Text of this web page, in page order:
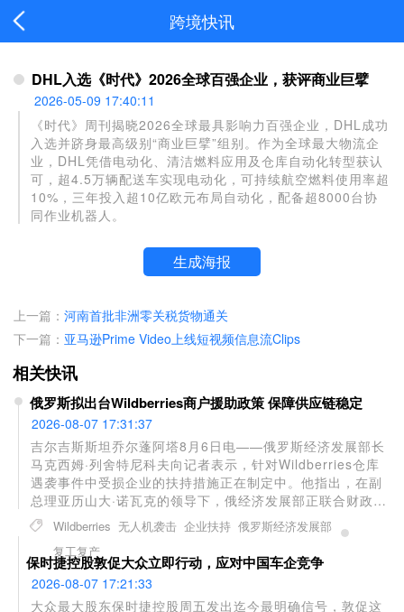
跨境快讯
DHL入选《时代》2026全球百强企业，获评商业巨擘
2026-05-09 17:40:11
《时代》周刊揭晓2026全球最具影响力百强企业，DHL成功
入选并跻身最高级别“商业巨擘”组别。作为全球最大物流企
业，DHL凭借电动化、清洁燃料应用及仓库自动化转型获认
可，超4.5万辆配送车实现电动化，可持续航空燃料使用率超
10%，三年投入超10亿欧元布局自动化，配备超8000台协
同作业机器人。
生成海报
上一篇： 河南首批非洲零关税货物通关
下一篇： 亚马逊Prime Video上线短视频信息流Clips
相关快讯
俄罗斯拟出台Wildberries商户援助政策 保障供应链稳定
2026-08-07 17:31:37
吉尔吉斯斯坦乔尔蓬阿塔8月6日电——俄罗斯经济发展部长
马克西姆·列舍特尼科夫向记者表示，针对Wildberries仓库
遇袭事件中受损企业的扶持措施正在制定中。他指出，在副
总理亚历山大·诺瓦克的领导下，俄经济发展部正联合财政
部、联邦税务局和中央银行研究一系列援助方案，首要目标
是恢复商品稳定供应并帮助供应商复工复产。近期
Wildberries多个物流中心遭乌克兰无人机袭击后，诺瓦克已
要求制定专项帮扶政策，该电商平台也同步启动了商户援助
计划。
Wildberries 无人机袭击 企业扶持 俄罗斯经济发展部
复工复产
保时捷控股敦促大众立即行动，应对中国车企竞争
2026-08-07 17:21:33
大众最大股东保时捷控股周五发出迄今最明确信号，敦促这